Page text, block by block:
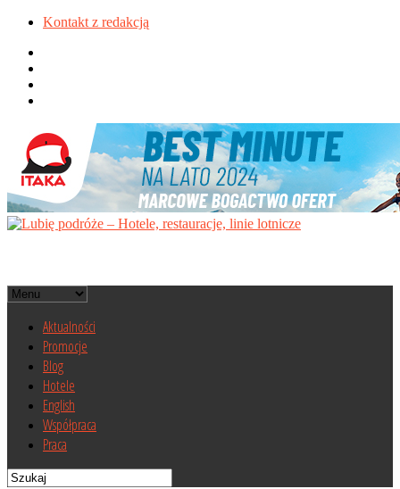
Kontakt z redakcją
Aktualności
Promocje
Blog
Hotele
English
Współpraca
Praca